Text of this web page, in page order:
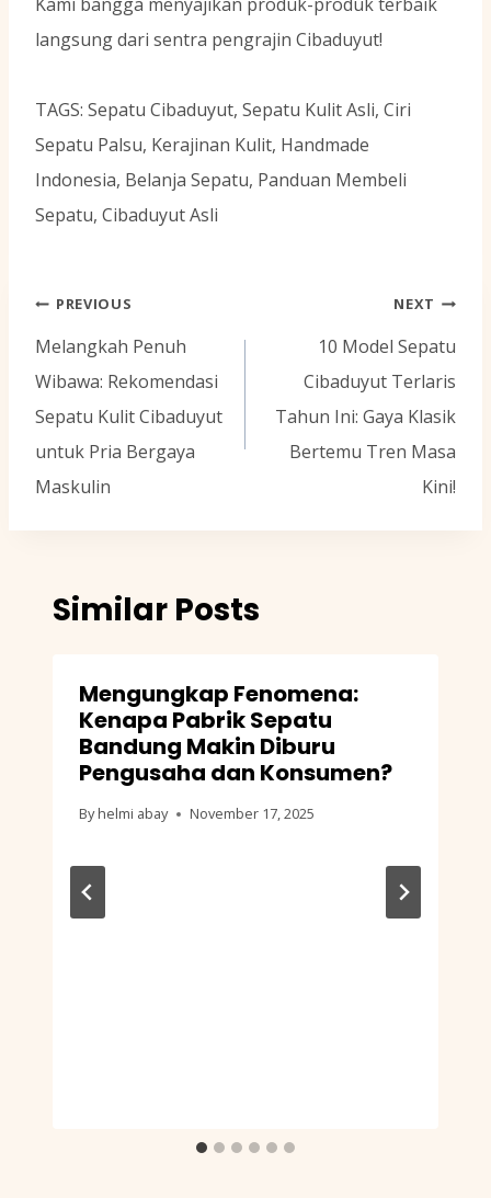
langsung dari sentra pengrajin Cibaduyut!
TAGS: Sepatu Cibaduyut, Sepatu Kulit Asli, Ciri
Sepatu Palsu, Kerajinan Kulit, Handmade
Indonesia, Belanja Sepatu, Panduan Membeli
Sepatu, Cibaduyut Asli
Navigasi
pos
PREVIOUS
Melangkah Penuh
Wibawa: Rekomendasi
Sepatu Kulit Cibaduyut
untuk Pria Bergaya
Maskulin
NEXT
10 Model Sepatu
Cibaduyut Terlaris
Tahun Ini: Gaya Klasik
Bertemu Tren Masa
Kini!
Similar Posts
Mengungkap Fenomena:
Kenapa Pabrik Sepatu
Bandung Makin Diburu
Pengusaha dan Konsumen?
By helmi abay November 17, 2025